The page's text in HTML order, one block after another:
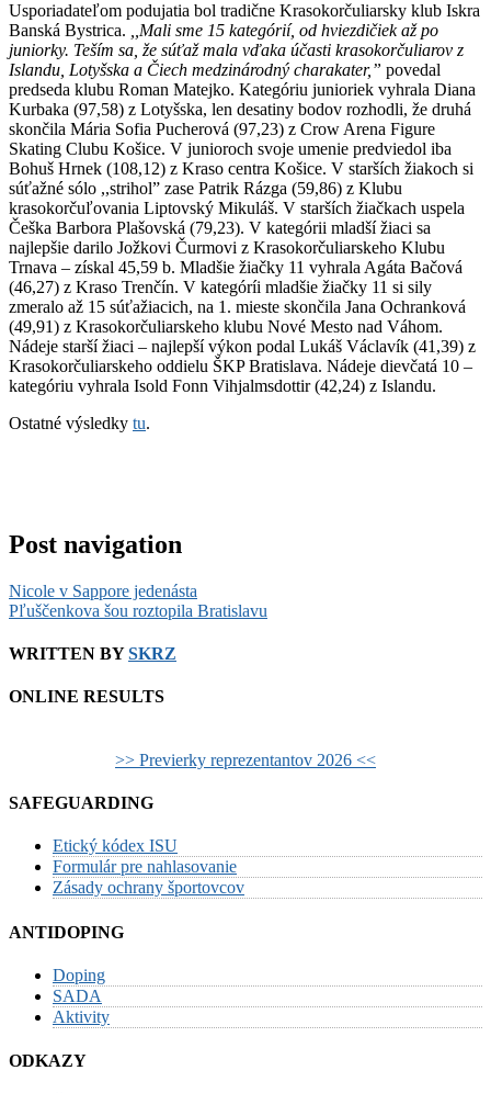
Usporiadateľom podujatia bol tradične Krasokorčuliarsky klub Iskra
Banská Bystrica. ,,Mali sme 15 kategórií, od hviezdičiek až po
juniorky. Teším sa, že súťaž mala vďaka účasti krasokorčuliarov z
Islandu, Lotyšska a Čiech medzinárodný charakater,” povedal
predseda klubu Roman Matejko. Kategóriu junioriek vyhrala Diana
Kurbaka (97,58) z Lotyšska, len desatiny bodov rozhodli, že druhá
skončila Mária Sofia Pucherová (97,23) z Crow Arena Figure
Skating Clubu Košice. V junioroch svoje umenie predviedol iba
Bohuš Hrnek (108,12) z Kraso centra Košice. V starších žiakoch si
súťažné sólo ,,strihol” zase Patrik Rázga (59,86) z Klubu
krasokorčuľovania Liptovský Mikuláš. V starších žiačkach uspela
Češka Barbora Plašovská (79,23). V kategórii mladší žiaci sa
najlepšie darilo Jožkovi Čurmovi z Krasokorčuliarskeho Klubu
Trnava – získal 45,59 b. Mladšie žiačky 11 vyhrala Agáta Bačová
(46,27) z Kraso Trenčín. V kategóríi mladšie žiačky 11 si sily
zmeralo až 15 súťažiacich, na 1. mieste skončila Jana Ochranková
(49,91) z Krasokorčuliarskeho klubu Nové Mesto nad Váhom.
Nádeje starší žiaci – najlepší výkon podal Lukáš Václavík (41,39) z
Krasokorčuliarskeho oddielu ŠKP Bratislava. Nádeje dievčatá 10 –
kategóriu vyhrala Isold Fonn Vihjalmsdottir (42,24) z Islandu.
Ostatné výsledky tu.
Post navigation
Nicole v Sappore jedenásta
Pľuščenkova šou roztopila Bratislavu
WRITTEN BYSKRZ
ONLINE RESULTS
>> Previerky reprezentantov 2026 <<
SAFEGUARDING
Etický kódex ISU
Formulár pre nahlasovanie
Zásady ochrany športovcov
ANTIDOPING
Doping
SADA
Aktivity
ODKAZY